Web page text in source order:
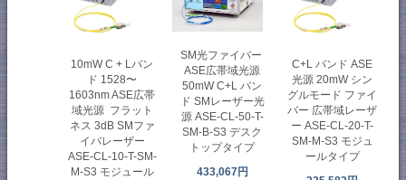
10mW C + Lバン
ド 1528〜
1603nm ASE広帯
域光源 フラット
ネス 3dB SMファ
イバレーザー
ASE-CL-10-T-SM-
M-S3 モジュール
SM光ファイバー
ASE広帯域光源
50mW C+L バン
ド SMレーザー光
源 ASE-CL-50-T-
SM-B-S3 デスク
トップタイプ
433,067円
C+L バンド ASE
光源 20mW シン
グルモード ファイ
バー 広帯域レーザ
ー ASE-CL-20-T-
SM-M-S3 モジュ
ールタイプ